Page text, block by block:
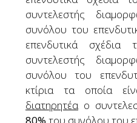
συντελεστής
συνόλου του
επενδυτικά σχέδια
συντελεστής
συνόλου του
κτίρια τα οποία
διατηρητέαο